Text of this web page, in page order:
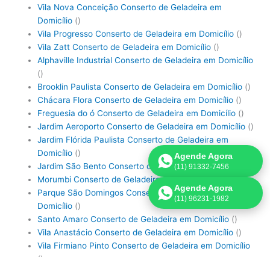
Vila Nova Conceição Conserto de Geladeira em
Domicílio ()
Vila Progresso Conserto de Geladeira em Domicílio ()
Vila Zatt Conserto de Geladeira em Domicílio ()
Alphaville Industrial Conserto de Geladeira em Domicílio
()
Brooklin Paulista Conserto de Geladeira em Domicílio ()
Chácara Flora Conserto de Geladeira em Domicílio ()
Freguesia do ó Conserto de Geladeira em Domicílio ()
Jardim Aeroporto Conserto de Geladeira em Domicílio ()
Jardim Flórida Paulista Conserto de Geladeira em
Domicílio ()
Jardim São Bento Conserto de Geladeira em Domicílio
Morumbi Conserto de Geladeira em Domicílio
Parque São Domingos Conserto de Geladeira em
Domicílio ()
Santo Amaro Conserto de Geladeira em Domicílio ()
Vila Anastácio Conserto de Geladeira em Domicílio ()
Vila Firmiano Pinto Conserto de Geladeira em Domicílio
Agende Agora
(11) 91332-7456
Agende Agora
(11) 96231-1982